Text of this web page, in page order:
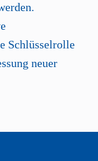
Schlüsselrolle
neuer